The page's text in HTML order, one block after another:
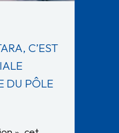
C’EST
DU PÔLE